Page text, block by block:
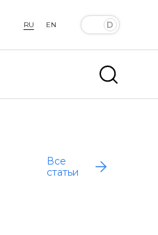
RU EN
Все
статьи